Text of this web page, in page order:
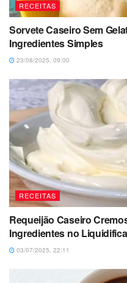
RECEITAS
Sorvete Caseiro Sem
Ingredientes Simples
23/08/2025, 09:00
RECEITAS
Requeijão Caseiro
Ingredientes no
03/07/2025, 22:11